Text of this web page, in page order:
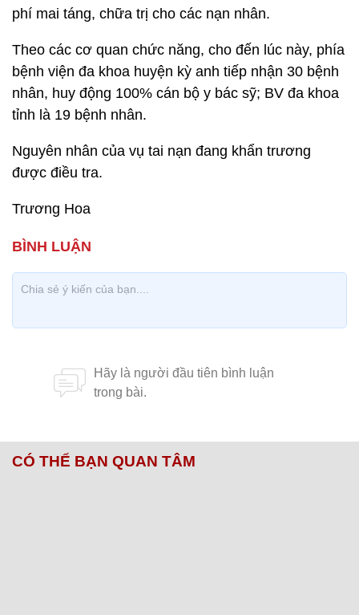
phí mai táng, chữa trị cho các nạn nhân.
Theo các cơ quan chức năng, cho đến lúc này, phía
bệnh viện đa khoa huyện kỳ anh tiếp nhận 30 bệnh
nhân, huy động 100% cán bộ y bác sỹ; BV đa khoa
tỉnh là 19 bệnh nhân.
Nguyên nhân của vụ tai nạn đang khẩn trương
được điều tra.
Trương Hoa
CÓ THỂ BẠN QUAN TÂM